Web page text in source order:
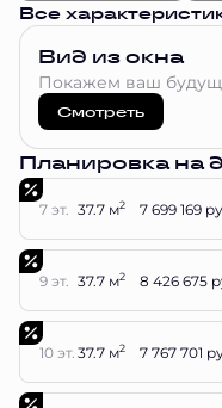
Все
Вид из окна
Покажем ваш
Смотреть
Планировка на
7 эт. 37.7 м2 7 699 169
9 эт. 37.7 м2 8 426 675
10 эт. 37.7 м2 7 767 701